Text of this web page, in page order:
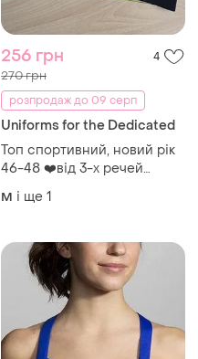
256 грн 4
270 грн
розпродаж до 09 серп
Uniforms for the Dedicated
Топ спортивний, новий рік
46-48 ❤️від 3-х речей
подарунок
M і ще 1